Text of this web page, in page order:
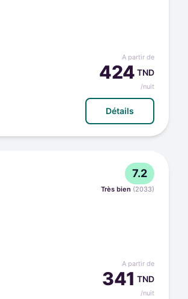
A partir de
424 TND
/nuit
Détails
7.2
Très bien (2033)
A partir de
341 TND
/nuit